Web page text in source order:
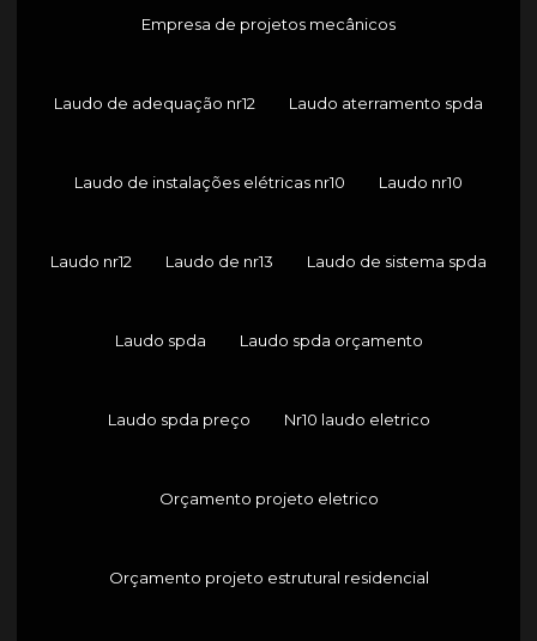
Empresa de projetos mecânicos
Laudo de adequação nr12 Laudo aterramento spda
Laudo de instalações elétricas nr10 Laudo nr10
Laudo nr12 Laudo de nr13 Laudo de sistema spda
Laudo spda Laudo spda orçamento
Laudo spda preço Nr10 laudo eletrico
Orçamento projeto eletrico
Orçamento projeto estrutural residencial